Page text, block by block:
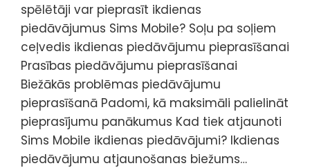
spēlētāji var pieprasīt ikdienas
piedāvājumus Sims Mobile? Soļu pa soļiem
ceļvedis ikdienas piedāvājumu pieprasīšanai
Prasības piedāvājumu pieprasīšanai
Biežākās problēmas piedāvājumu
pieprasīšanā Padomi, kā maksimāli palielināt
pieprasījumu panākumus Kad tiek atjaunoti
Sims Mobile ikdienas piedāvājumi? Ikdienas
piedāvājumu atjaunošanas biežums…